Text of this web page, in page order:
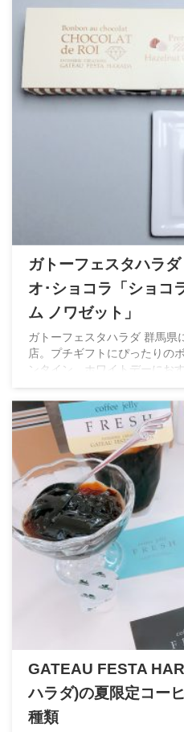
ガトーフェスタハラ
オ･ショコラ「ショコ
ム ノワゼット」
ガトーフェスタハラダ 群馬県
店。プチギフトにぴったりの
ンタイン、ホワイトデーにお
GATEAU FESTA
ハラダ)の夏限定コー
種類